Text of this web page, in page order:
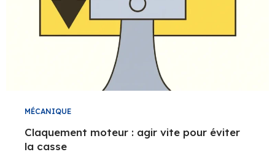
MÉCANIQUE
Claquement moteur : agir vite pour éviter
la casse